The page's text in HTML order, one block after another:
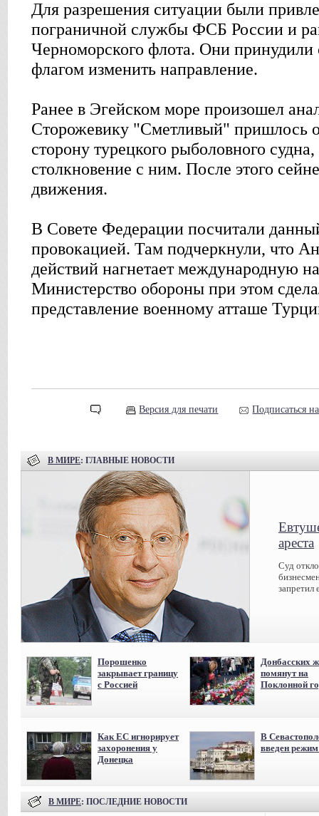
Для разрешения ситуации были
пограничной службы ФСБ России и
Черноморского флота. Они принудили
флагом изменить направление.
Ранее в Эгейском море произошел
Сторожевику "Сметливый" пришлось
сторону турецкого рыболовного
столкновение с ним. После этого
движения.
В Совете Федерации посчитали
провокацией. Там подчеркнули, что
действий нагнетает международную
Министерство обороны при этом
представление военному атташе
Версия для печати Подписаться
В МИРЕ: ГЛАВНЫЕ НОВОСТИ
ареста
Суд
запретил
Порошенко
закрывает границу
с Россией
Донбасских
помянут на
Поклонной
Как ЕС игнорирует
захоронения у
Донецка
В
введен
В МИРЕ: ПОСЛЕДНИЕ НОВОСТИ